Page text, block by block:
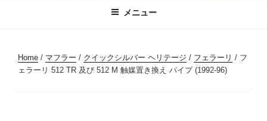
メニュー
Home / マフラー / クイックシルバー ヘリテージ / フェラーリ / フ
ェラーリ 512 TR 及び 512 M 触媒置き換え パイプ (1992-96)